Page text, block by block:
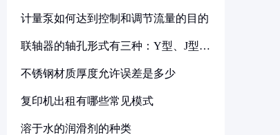
计量泵如何达到控制和调节流量的目的
联轴器的轴孔形式有三种：Y型、J型、
不锈钢材质厚度允许误差是多少
复印机出租有哪些常见模式
溶于水的润滑剂的种类